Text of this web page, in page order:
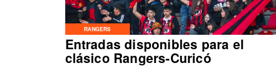
RANGERS
Entradas disponibles para el
clásico Rangers-Curicó